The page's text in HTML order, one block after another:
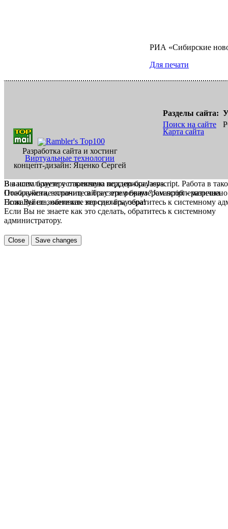
РИА «Сибирские
Для печати
Разработка сайта и хостинг
Виртуальные технологии
концепт-дизайн: Яценко Сергей
Разделы сайта:
Поиск на сайте
Карта сайта
В вашем браузере отключена поддержка Jasvscript. Работа в
Пожалуйста, включите в браузере режим "Javascript -
Если Вы не знаете как это сделать, обратитесь к системному
Вы используете устаревшую версию браузера.
Отображение страниц сайта с этим браузером проблематична.
Пожалуйста, обновите версию браузера!
Если Вы не знаете как это сделать, обратитесь к системному
администратору.
Close Save changes